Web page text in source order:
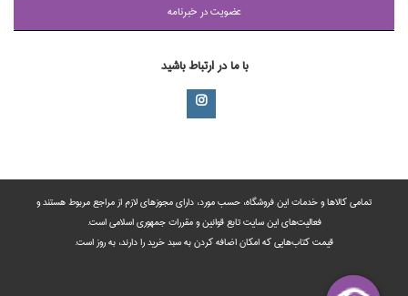
عضويت در خبرنامه
با ما در ارتباط باشید
تمامی‌ کالاها و خدمات این فروشگاه، حسب مورد،‌ دارای مجوزهای لازم از مراجع مربوط هستند ‌و‌‌
فعالیت‌های این سایت تابع قوانین و مقررات جمهوری اسلامی است.
قیمت کتاب‌هایی که امکان اضافه کردن به سبد خرید را دارند،‌ به روز است.